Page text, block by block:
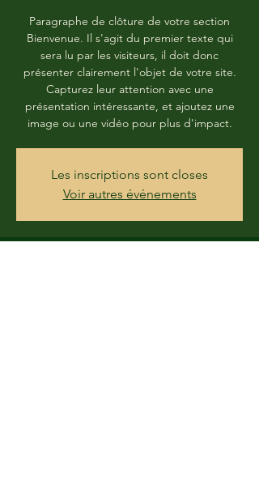
Paragraphe de clôture de votre section
Bienvenue. Il s'agit du premier texte qui
sera lu par les visiteurs, il doit donc
présenter clairement l'objet de votre site.
Capturez leur attention avec une
présentation intéressante, et ajoutez une
image ou une vidéo pour plus d'impact.
Les inscriptions sont closes
Voir autres événements